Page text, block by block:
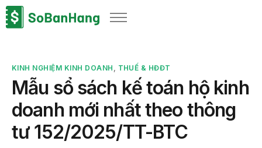
Sản phẩm
Bảng giá
Blog
Thông tin thuế
Về chúng tôi
KINH NGHIỆM KINH DOANH , THUẾ & HĐĐT
Mẫu sổ sách kế toán hộ kinh
doanh mới nhất theo thông
tư 152/2025/TT-BTC